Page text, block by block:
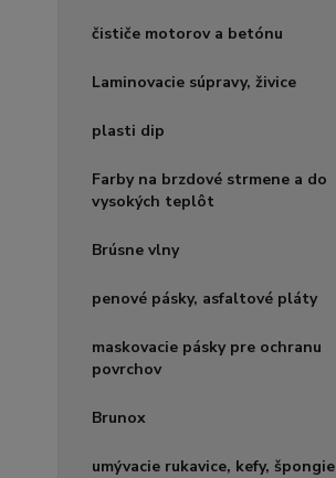
čističe motorov a betónu
Laminovacie súpravy, živice
plasti dip
Farby na brzdové strmene a do
vysokých teplôt
Brúsne vlny
penové pásky, asfaltové pláty
maskovacie pásky pre ochranu
povrchov
Brunox
umývacie rukavice, kefy, špongie